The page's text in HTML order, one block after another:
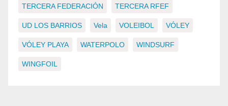
TERCERA FEDERACIÓN TERCERA RFEF
UD LOS BARRIOS Vela VOLEIBOL VÓLEY
VÓLEY PLAYA WATERPOLO WINDSURF
WINGFOIL